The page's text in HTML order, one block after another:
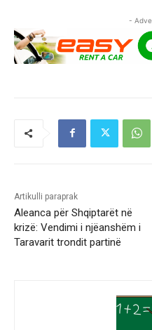
-
Artikulli paraprak
Aleanca për Shqiptarët në
krizë: Vendimi i njëanshëm i
Taravarit trondit partinë